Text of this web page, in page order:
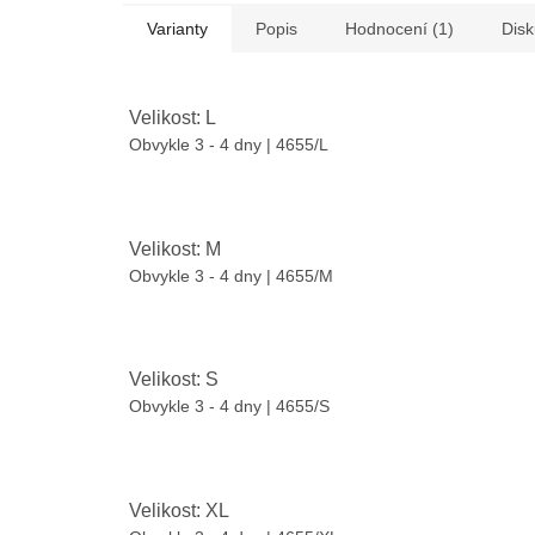
Varianty Popis Hodnocení (1)
Velikost: L
Obvykle 3 - 4 dny | 4655/L
Velikost: M
Obvykle 3 - 4 dny | 4655/M
Velikost: S
Obvykle 3 - 4 dny | 4655/S
Velikost: XL